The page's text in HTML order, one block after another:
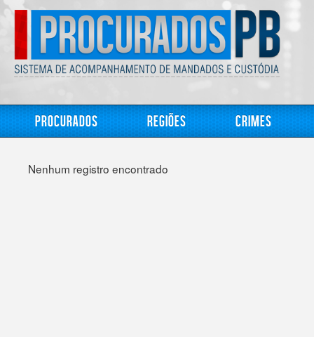
Procurados Regiões Crimes
Nenhum registro encontrado